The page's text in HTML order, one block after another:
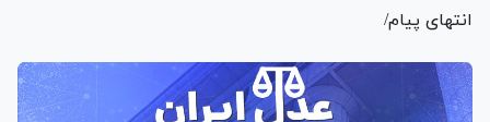
انتهای پیام/